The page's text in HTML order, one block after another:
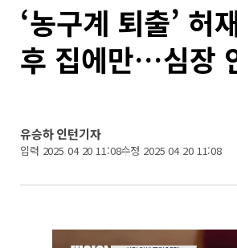
‘농구계 퇴출’ 허
후 집에만…심장
유승하 인턴기자
입력 2025 04 20 11:08수정 2025 04 20 11:08